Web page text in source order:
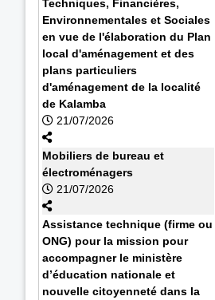
Techniques, Financières,
Environnementales et Sociales
en vue de l'élaboration du Plan
local d'aménagement et des
plans particuliers
d'aménagement de la localité
de Kalamba
21/07/2026
Mobiliers de bureau et
électroménagers
21/07/2026
Assistance technique (firme ou
ONG) pour la mission pour
accompagner le ministère
d’éducation nationale et
nouvelle citoyenneté dans la